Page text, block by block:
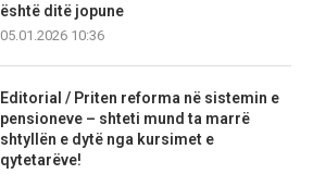
është ditë jopune
05.01.2026 10:36
Editorial / Priten reforma në sistemin e
pensioneve – shteti mund ta marrë
shtyllën e dytë nga kursimet e
qytetarëve!